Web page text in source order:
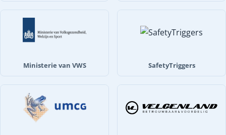
Ministerie van VWS SafetyTriggers